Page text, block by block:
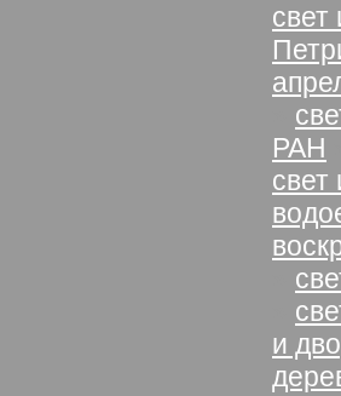
свет
РАН
свет
и